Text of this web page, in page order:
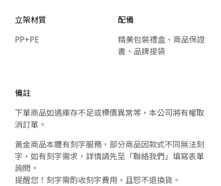
立架材質
PP+PE
配備
精美包裝禮盒、商品保證
書、品牌提袋
備註
下單商品如遇庫存不足或標價異常等，本公司將有權取
消訂單。
黃金商品本體有刻字服務，部分商品因款式不同無法刻
字，如有刻字需求，詳情請先至「聯絡我們」填寫表單
詢問。
提醒您！刻字需酌收刻字費用，且恕不退換貨。